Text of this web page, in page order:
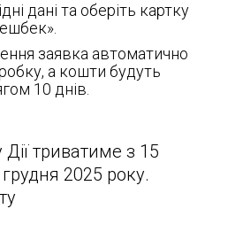
дані та оберіть картку
заявка автоматично
а кошти будуть
10 днів.
триватиме з 15
2025 року.